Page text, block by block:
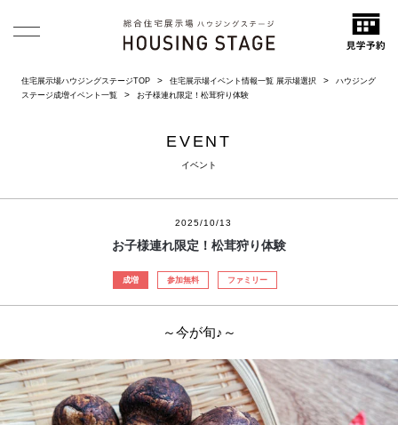
住宅展示場ハウジングステージTOP 住宅展示場イベント情報一覧 展示場選択
ハウジング
ステージ成増イベント一覧
お子様連れ限定！松茸狩り体験
EVENT
イベント
2025/10/13
お子様連れ限定！松茸狩り体験
成増 参加無料 ファミリー
～今が旬♪～